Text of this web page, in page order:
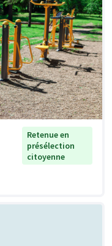
Retenue en
présélection
citoyenne